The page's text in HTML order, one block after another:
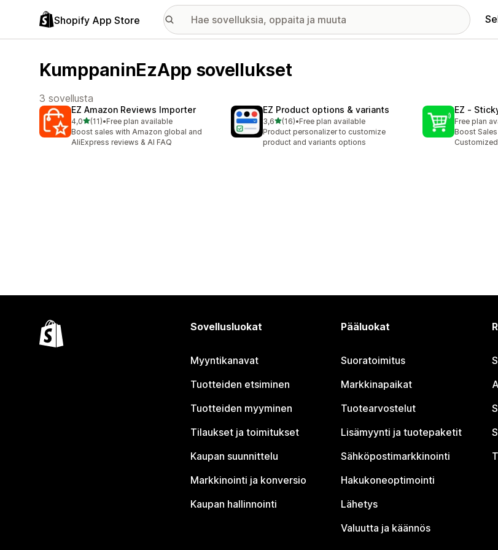
Shopify App Store
KumppaninEzApp sovellukset
3 sovellusta
EZ Amazon Reviews Importer
4,0/ 5 tähteä
(11)
11 arvostelua yhteensä
•Free plan available
Boost sales with Amazon global and
AliExpress reviews & AI FAQ
EZ Product options & variants
3,6/ 5 tähteä
(16)
16 arvostelua yhteensä
•Free plan available
Product personalizer to customize
product and variants options
EZ ‑
Free plan
Boost
Sovellusluokat
Myyntikanavat
Tuotteiden etsiminen
Tuotteiden myyminen
Tilaukset ja toimitukset
Kaupan suunnittelu
Markkinointi ja konversio
Kaupan hallinnointi
Pääluokat
Suoratoimitus
Markkinapaikat
Tuotearvostelut
Lisämyynti ja tuotepaketit
Sähköpostimarkkinointi
Hakukoneoptimointi
Lähetys
Valuutta ja käännös